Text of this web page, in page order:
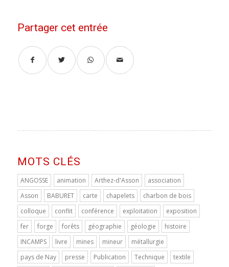
Partager cet entrée
MOTS CLÉS
ANGOSSE animation Arthez-d'Asson
association
Asson
BABURET carte chapelets
charbon de bois
colloque
conflit conférence exploitation
exposition
fer
forge forêts géographie géologie
histoire
INCAMPS
livre mines mineur
métallurgie
pays de Nay
presse Publication Technique
textile